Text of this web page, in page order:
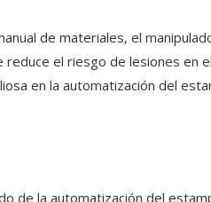
de materiales, el
el riesgo de lesiones en
en la automatización del
de la automatización del